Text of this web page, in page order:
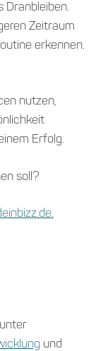
Dranbleiben.
Zeitraum
erkennen.
nutzen,
Erfolg.
soll?
und